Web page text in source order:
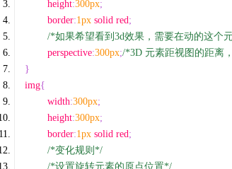
	height
:300px;
	border
:1px solid red;
/*如果希望看到3d效果，需要在动的这个
	perspective
:300px;/*3D 元素距视图的距离
}
img{
	width
:300px;
	height
:300px;
	border
:1px solid red;
/*变化规则*/
/*设置旋转元素的原点位置*/